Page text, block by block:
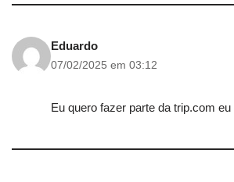
Eduardo
07/02/2025 em 03:12
Eu quero fazer parte da trip.com